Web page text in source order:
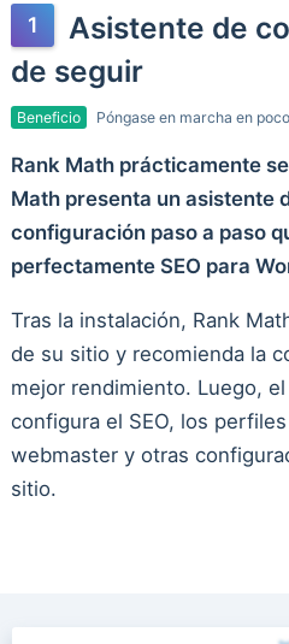
Asistente de
de seguir
Beneficio Póngase en marcha en
Rank Math prácticamente
Math presenta un asistente
configuración paso a paso
perfectamente SEO para
Tras la instalación, Rank
de su sitio y recomienda la
mejor rendimiento. Luego,
configura el SEO, los
webmaster y otras
sitio.